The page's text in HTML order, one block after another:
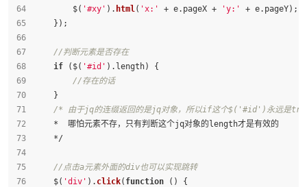
        $(
'#xy' ). html( 'x:' + e. pageX + 'y:' + e. pageY);
    });
//判断元素是否存在
if ($( '#id' ). length) {
//存在的话
    }
/* 由于jq的连缀返回的是jq对象，所以if这个$('#id')永远是
    *  哪怕元素不存，只有判断这个jq对象的length才是有效的
    */
//点击a元素外面的div也可以实现跳转
    $(
'div' ). click( function ( ) {